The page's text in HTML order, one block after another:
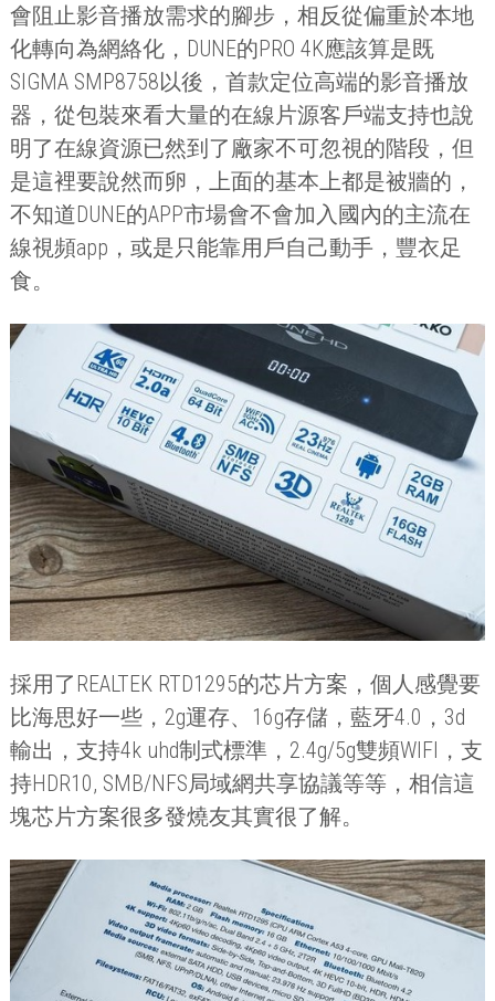
會阻止影音播放需求的腳步，相反從偏重於本地
化轉向為網絡化， DUNE的PRO 4K應該算是既
SIGMA SMP8758以後，首款定位高端的影音播放
器，從包裝來看大量的在線片源客戶端支持也說
明了在線資源已然到了廠家不可忽視的階段，但
是這裡要說然而卵，上面的基本上都是被牆的，
不知道DUNE的APP市場會不會加入國內的主流在
線視頻app ，或是只能靠用戶自己動手，豐衣足
食。
採用了 REALTEK RTD1295的芯片方案，個人感覺要
比海思好一些， 2g運存、 16g存儲，藍牙4.0 ， 3d
輸出，支持4k uhd制式標準， 2.4g/5g雙頻WIFI ，支
持HDR10, SMB/NFS局域網共享協議等等，相信這
塊芯片方案很多發燒友其實很了解。